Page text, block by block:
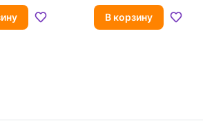
В корзину